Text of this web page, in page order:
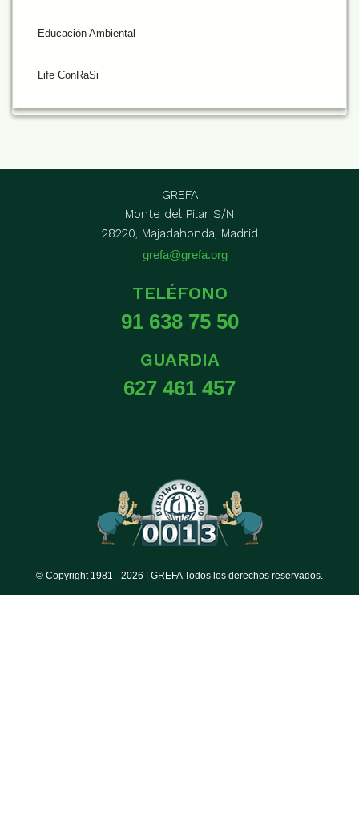
Educación Ambiental
Life ConRaSi
GREFA
Monte del Pilar S/N
28220, Majadahonda, Madrid
grefa@grefa.org
TELÉFONO
91 638 75 50
GUARDIA
627 461 457
© Copyright 1981 - 2026 | GREFA Todos los derechos reservados.